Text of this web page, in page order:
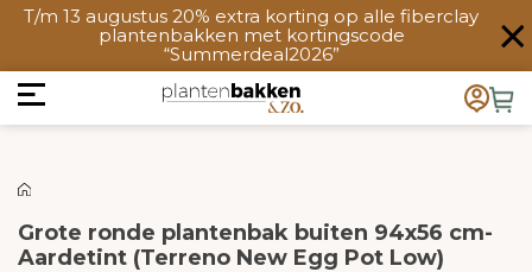
T/m 13 augustus 20% extra korting op alle fiberclay
plantenbakken met kortingscode
“Summerdeal2026”
Grote ronde plantenbak buiten 94x56 cm-
Aardetint (Terreno New Egg Pot Low)